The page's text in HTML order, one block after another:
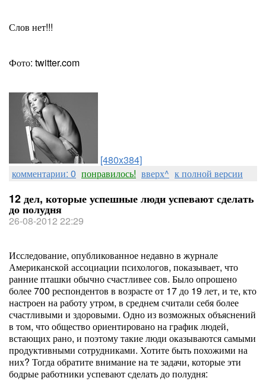
Слов нет!!!
Фото: twitter.com
[480x384]
комментарии: 0 понравилось! вверх^ к полной версии
12 дел, которые успешные люди успевают сделать
до полудня
26-08-2012 22:29
Исследование, опубликованное недавно в журнале
Американской ассоциации психологов, показывает, что
ранние пташки обычно счастливее сов. Было опрошено
более 700 респондентов в возрасте от 17 до 19 лет, и те, кто
настроен на работу утром, в среднем считали себя более
счастливыми и здоровыми. Одно из возможных объяснений
в том, что общество ориентировано на график людей,
встающих рано, и поэтому такие люди оказываются самыми
продуктивными сотрудниками. Хотите быть похожими на
них? Тогда обратите внимание на те задачи, которые эти
бодрые работники успевают сделать до полудня: